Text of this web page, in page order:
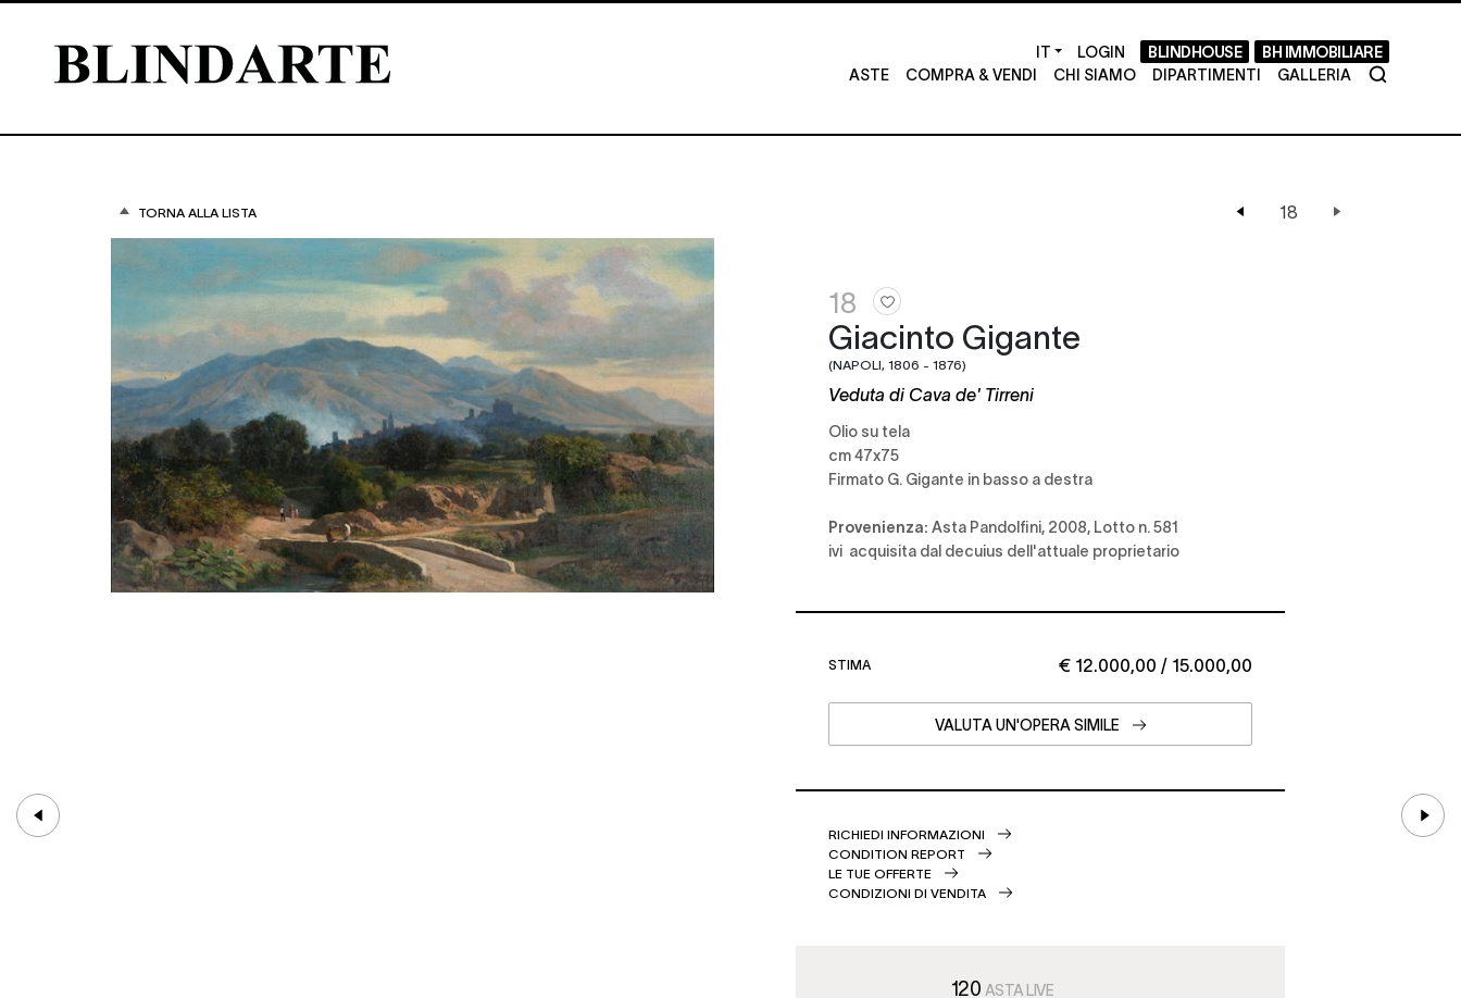
LOGIN BLINDHOUSE
BH IMMOBILIARE
ASTE
COMPRA & VENDI CHI SIAMO DIPARTIMENTI GALLERIA
TORNA ALLA LISTA
18
Giacinto Gigante
(NAPOLI, 1806 - 1876)
Veduta di Cava de' Tirreni
olio su tela
cm 47x75
firmato G. Gigante in basso a destra
Provenienza: Asta Pandolfini, 2008, Lotto n. 581
ivi acquisita dal decuius dell'attuale proprietario
€ 12.000,00 / 15.000,00
STIMA
VALUTA UN'OPERA SIMILE
RICHIEDI INFORMAZIONI
CONDITION REPORT
LE TUE OFFERTE
CONDIZIONI DI VENDITA
120 ASTA LIVE